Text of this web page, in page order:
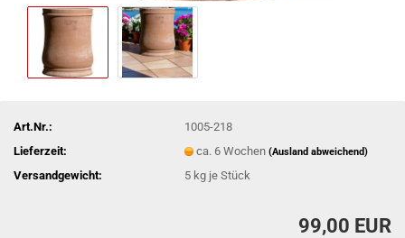
Art.Nr.:
1005-218
Lieferzeit:
ca. 6 Wochen(Ausland abweichend)
Versandgewicht: 5 kg je Stück
99,00 EUR